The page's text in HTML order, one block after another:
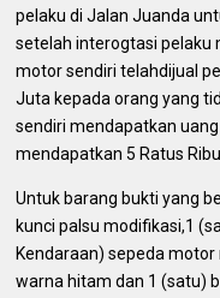
pelaku di Jalan Juanda
setelah interogtasi pelaku
motor sendiri telahdijual
Juta kepada orang yang
sendiri mendapatkan
mendapatkan 5 Ratus
Untuk barang bukti yang
kunci palsu modifikasi,1
Kendaraan) sepeda
warna hitam dan 1 (satu)